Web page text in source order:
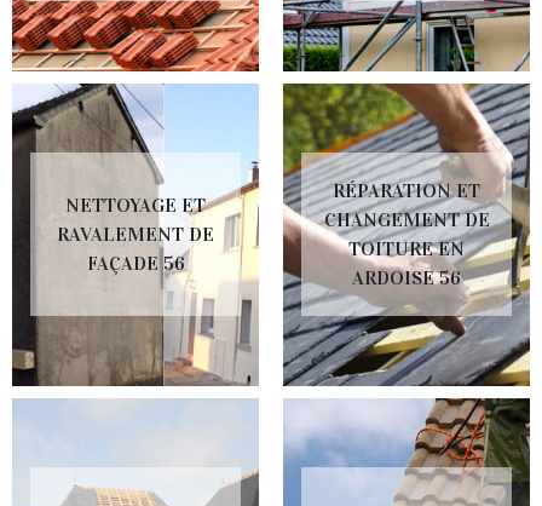
NETTOYAGE ET
RAVALEMENT DE
FAÇADE 56
RÉPARATION ET
CHANGEMENT DE
TOITURE EN
ARDOISE 56